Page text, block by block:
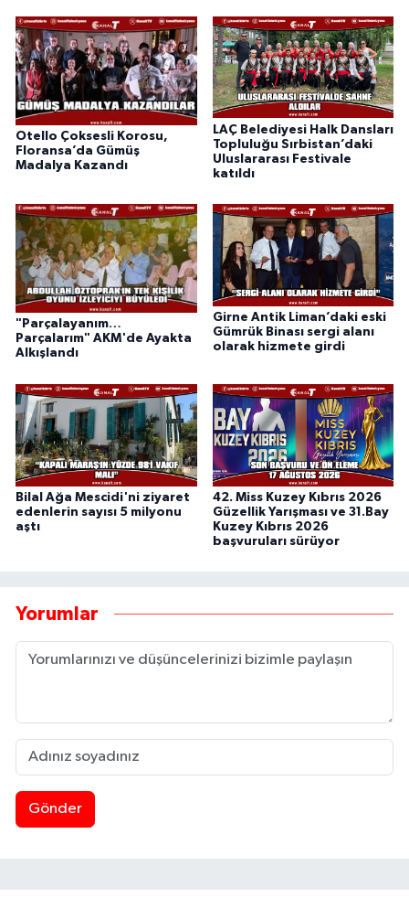
Otello Çoksesli Korosu,
Floransa’da Gümüş
Madalya Kazandı
LAÇ Belediyesi Halk Dansları
Topluluğu Sırbistan’daki
Uluslararası Festivale
katıldı
"Parçalayanım…
Parçalarım" AKM'de Ayakta
Alkışlandı
Girne Antik Liman’daki eski
Gümrük Binası sergi alanı
olarak hizmete girdi
Bilal Ağa Mescidi'ni ziyaret
edenlerin sayısı 5 milyonu
aştı
42. Miss Kuzey Kıbrıs 2026
Güzellik Yarışması ve 31.Bay
Kuzey Kıbrıs 2026
başvuruları sürüyor
Yorumlar
Gönder